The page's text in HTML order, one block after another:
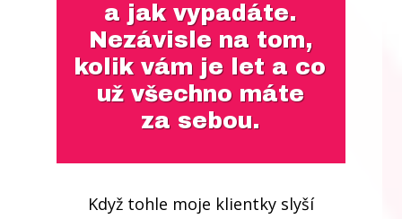
a jak vypadáte.
Nezávisle na tom,
kolik vám je let a co
už všechno máte
za sebou.
Když tohle moje klientky slyší